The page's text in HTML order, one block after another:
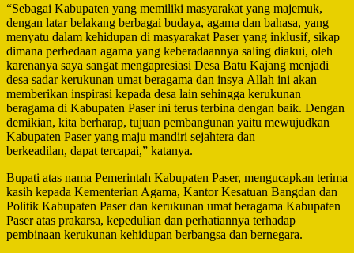
“Sebagai Kabupaten yang memiliki masyarakat yang majemuk,
dengan latar belakang berbagai budaya, agama dan bahasa, yang
menyatu dalam kehidupan di masyarakat Paser yang inklusif, sikap
dimana perbedaan agama yang keberadaannya saling diakui, oleh
karenanya saya sangat mengapresiasi Desa Batu Kajang menjadi
desa sadar kerukunan umat beragama dan insya Allah ini akan
memberikan inspirasi kepada desa lain sehingga kerukunan
beragama di Kabupaten Paser ini terus terbina dengan baik. Dengan
demikian, kita berharap, tujuan pembangunan yaitu mewujudkan
Kabupaten Paser yang maju mandiri sejahtera dan
berkeadilan, dapat tercapai,” katanya.
Bupati atas nama Pemerintah Kabupaten Paser, mengucapkan terima
kasih kepada Kementerian Agama, Kantor Kesatuan Bangdan dan
Politik Kabupaten Paser dan kerukunan umat beragama Kabupaten
Paser atas prakarsa, kepedulian dan perhatiannya terhadap
pembinaan kerukunan kehidupan berbangsa dan bernegara.